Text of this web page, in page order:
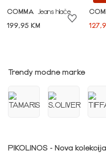
COMMA Jeans hlače
199,95 KM
Trendy modne marke
PIKOLINOS - Nova